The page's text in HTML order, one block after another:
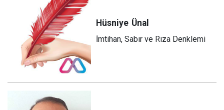
Hüsniye Ünal
İmtihan, Sabır ve Rıza Denklemi